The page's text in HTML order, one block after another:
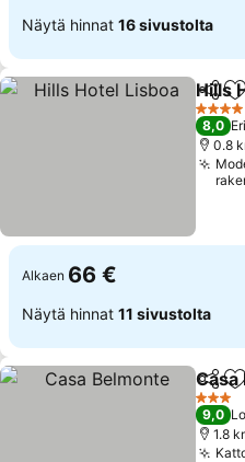
Näytä hinnat 16 sivustolta
Jaa
Hills
4
8,0
0.8
Alkaen 66 €
Näytä hinnat 11 sivustolta
Jaa
Casa
3
9,0
1.8